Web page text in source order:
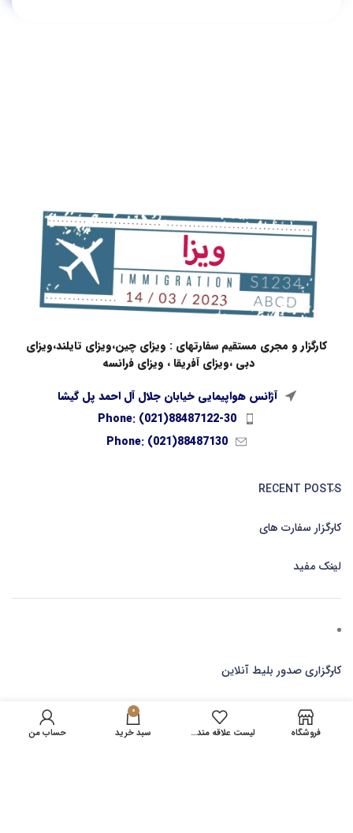
کارگزار و مجری مستقیم سفارتهای : ویزای چین،ویزای تایلند،ویزای
دبی ،ویزای آفریقا ، ویزای فرانسه
آژانس هواپیمایی خیابان جلال آل احمد پل گیشا
Phone: (021)88487122-30
Phone: (021)88487130
RECENT POSTS
کارگزار سفارت های
لینک مفید
کارگزاری صدور بلیط آنلاین
مجری ویزا2023 امور روادید اولین کارگزار رسمی سفارت. مرجع معتبر ویزا روادید کشورهای
فروشگاه لیست علاقه مندی ها
0
سبد خرید حساب من